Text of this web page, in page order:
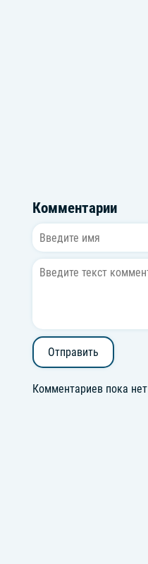
Комментарии
Отправить
Комментариев пока нет